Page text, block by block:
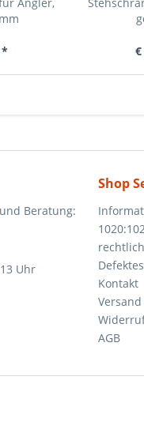
*
Beratung:
Uhr
Shop
Kontakt
AGB